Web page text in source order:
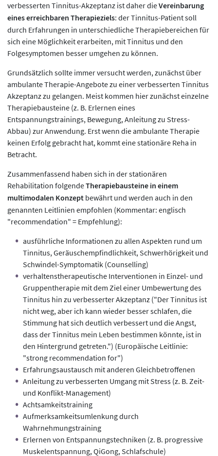
verbesserten Tinnitus-Akzeptanz ist daher dieVereinbarung
eines erreichbaren Therapieziels: der Tinnitus-Patient soll
durch Erfahrungen in unterschiedliche Therapiebereichen für
sich eine Möglichkeit erarbeiten, mit Tinnitus und den
Folgesymptomen besser umgehen zu können.
Grundsätzlich sollte immer versucht werden, zunächst über
ambulante Therapie-Angebote zu einer verbesserten Tinnitus
Akzeptanz zu gelangen. Meist kommen hier zunächst einzelne
Therapiebausteine (z. B. Erlernen eines
Entspannungstrainings, Bewegung, Anleitung zu Stress-
Abbau) zur Anwendung. Erst wenn die ambulante Therapie
keinen Erfolg gebracht hat, kommt eine stationäre Reha in
Betracht.
Zusammenfassend haben sich in der stationären
Rehabilitation folgendeTherapiebausteine in einem
multimodalen Konzept bewährt und werden auch in den
genannten Leitlinien empfohlen (Kommentar: englisch
"recommendation" = Empfehlung):
ausführliche Informationen zu allen Aspekten rund um
Tinnitus, Geräuschempfindlichkeit, Schwerhörigkeit und
Schwindel-Symptomatik (Counselling)
verhaltenstherapeutische Interventionen in Einzel- und
Gruppentherapie mit dem Ziel einer Umbewertung des
Tinnitus hin zu verbesserter Akzeptanz ("Der Tinnitus ist
nicht weg, aber ich kann wieder besser schlafen, die
Stimmung hat sich deutlich verbessert und die Angst,
dass der Tinnitus mein Leben bestimmen könnte, ist in
den Hintergrund getreten.") (Europäische Leitlinie:
"strong recommendation for")
Erfahrungsaustausch mit anderen Gleichbetroffenen
Anleitung zu verbesserten Umgang mit Stress (z. B. Zeit-
und Konflikt-Management)
Achtsamkeitstraining
Aufmerksamkeitsumlenkung durch
Wahrnehmungstraining
Erlernen von Entspannungstechniken (z. B. progressive
Muskelentspannung, QiGong, Schlafschule)